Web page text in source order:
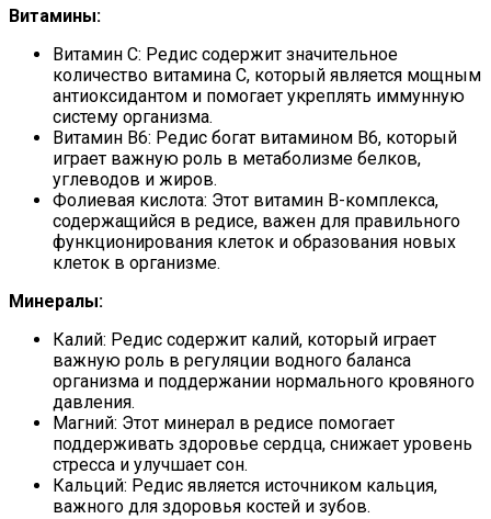
Витамины:
Витамин C: Редис содержит значительное
количество витамина C, который является мощным
антиоксидантом и помогает укреплять иммунную
систему организма.
Витамин В6: Редис богат витамином В6, который
играет важную роль в метаболизме белков,
углеводов и жиров.
Фолиевая кислота: Этот витамин B-комплекса,
содержащийся в редисе, важен для правильного
функционирования клеток и образования новых
клеток в организме.
Минералы:
Калий: Редис содержит калий, который играет
важную роль в регуляции водного баланса
организма и поддержании нормального кровяного
давления.
Магний: Этот минерал в редисе помогает
поддерживать здоровье сердца, снижает уровень
стресса и улучшает сон.
Кальций: Редис является источником кальция,
важного для здоровья костей и зубов.